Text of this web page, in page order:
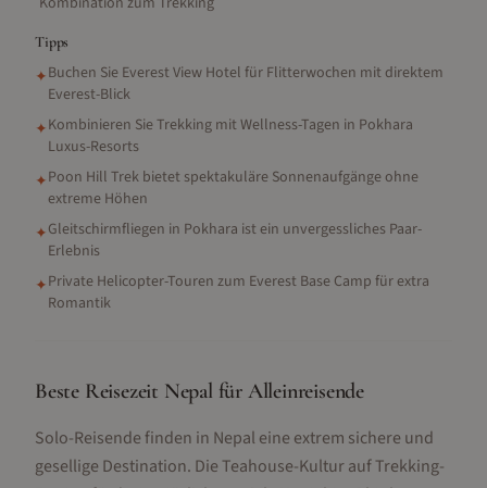
Tipps
✦Buchen Sie Everest View Hotel für Flitterwochen mit direktem
Everest-Blick
✦Kombinieren Sie Trekking mit Wellness-Tagen in Pokhara
Luxus-Resorts
✦Poon Hill Trek bietet spektakuläre Sonnenaufgänge ohne
extreme Höhen
✦Gleitschirmfliegen in Pokhara ist ein unvergessliches Paar-
Erlebnis
✦Private Helicopter-Touren zum Everest Base Camp für extra
Romantik
Beste Reisezeit Nepal für Alleinreisende
Solo-Reisende finden in Nepal eine extrem sichere und
gesellige Destination. Die Teahouse-Kultur auf Trekking-